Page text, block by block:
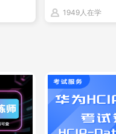
笔试直接续期，首次考证需
1 年）
试提前 1 周约，HCIE 实验新
，国内共北京、上海、深圳
1949人在学